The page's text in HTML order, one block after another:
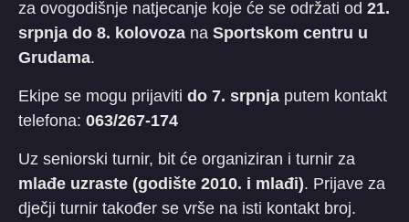
za ovogodišnje natjecanje koje će se održati od 21.
srpnja do 8. kolovoza na Sportskom centru u
Grudama.
Ekipe se mogu prijaviti do 7. srpnja putem kontakt
telefona: 063/267-174
Uz seniorski turnir, bit će organiziran i turnir za
mlađe uzraste (godište 2010. i mlađi). Prijave za
dječji turnir također se vrše na isti kontakt broj.